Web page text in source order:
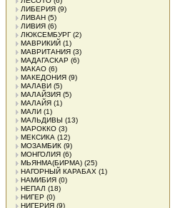
ЛИБЕРИЯ (9)
ЛИВАН (5)
ЛИВИЯ (6)
ЛЮКСЕМБУРГ(2)
МАВРИКИЙ (1)
МАВРИТАНИЯ (3)
МАДАГАСКАР (6)
МАКАО (6)
МАКЕДОНИЯ (9)
МАЛАВИ (5)
МАЛАЙЗИЯ (5)
МАЛАЙЯ (1)
МАЛИ (1)
МАЛЬДИВЫ (13)
МАРОККО (3)
МЕКСИКА (12)
МОЗАМБИК (9)
МОНГОЛИЯ (6)
МЬЯНМА(БИРМА) (25)
НАГОРНЫЙ КАРАБАХ (1)
НАМИБИЯ (0)
НЕПАЛ (18)
НИГЕР (0)
НИГЕРИЯ (9)